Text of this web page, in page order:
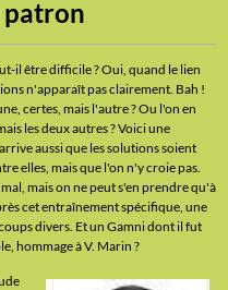
patron
il être difficile ? Oui, quand le lien
n'apparaît pas clairement. Bah !
certes, mais l'autre ? Ou l'on en
les deux autres ? Voici une
aussi que les solutions soient
elles, mais que l'on n'y croie pas.
mais on ne peut s'en prendre qu'à
cet entraînement spécifique, une
divers. Et un Gamni dont il fut
hommage à V. Marin ?